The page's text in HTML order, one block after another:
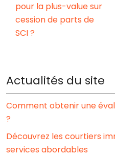
pour la plus-value sur
cession de parts de
SCI ?
Actualités du site
Comment obtenir une
?
Découvrez les courtiers
services abordables